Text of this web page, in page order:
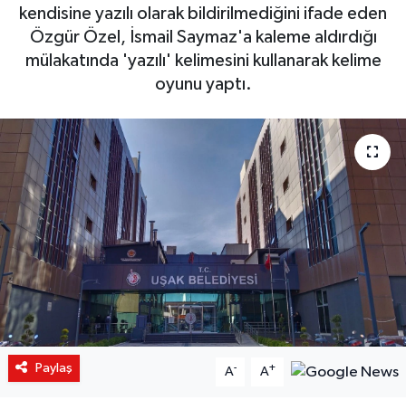
kendisine yazılı olarak bildirilmediğini ifade eden
Özgür Özel, İsmail Saymaz'a kaleme aldırdığı
mülakatında 'yazılı' kelimesini kullanarak kelime
oyunu yaptı.
Paylaş A- A+